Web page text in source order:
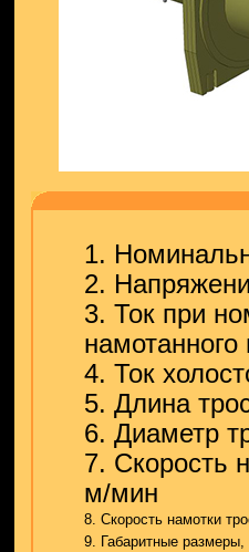
1.
2.
3. Ток при
4. Ток
5. Длина
6. Диаметр
7. Скорость
м/мин
8. Скорость намотки
9. Габаритные